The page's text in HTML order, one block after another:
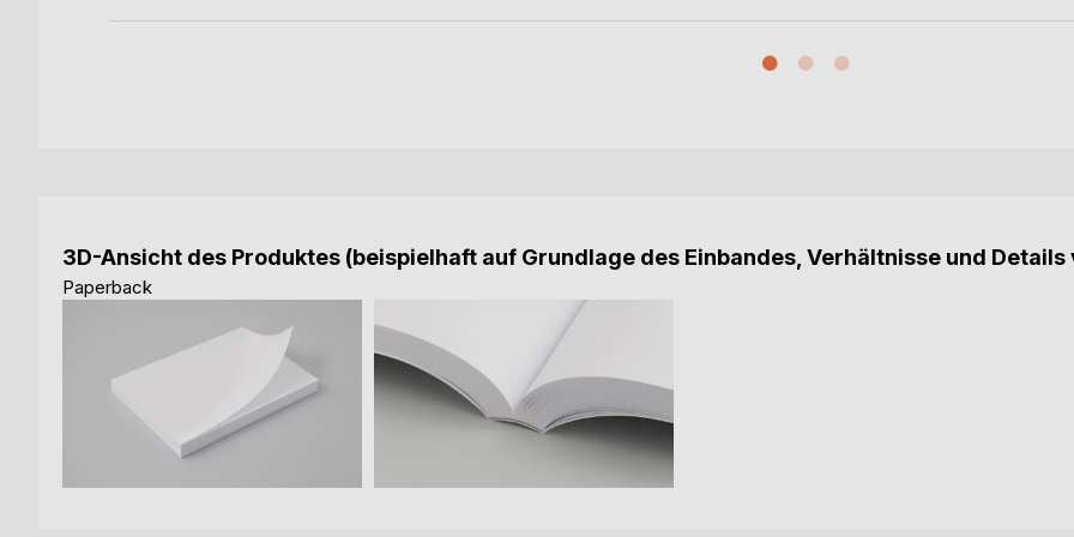
3D-Ansicht des Produktes (beispielhaft auf Grundlage des Einbandes, Verhältnisse und
Paperback